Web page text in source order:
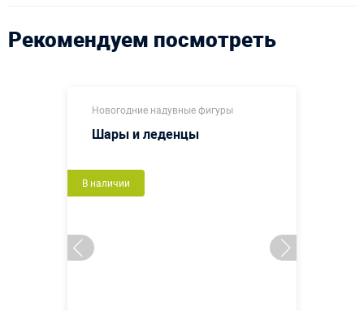
Рекомендуем посмотреть
Новогодние надувные фигуры
Шары и леденцы
В наличии